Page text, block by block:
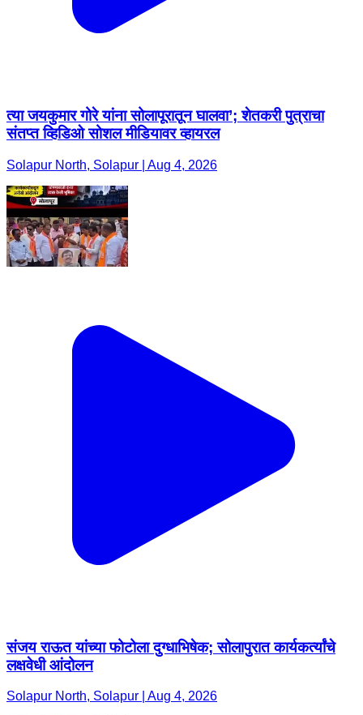
त्या जयकुमार गोरे यांना सोलापूरातून घालवा’; शेतकरी पुत्राचा
संतप्त व्हिडिओ सोशल मीडियावर व्हायरल
Solapur North, Solapur | Aug 4, 2026
संजय राऊत यांच्या फोटोला दुग्धाभिषेक; सोलापुरात कार्यकर्त्यांचे
लक्षवेधी आंदोलन
Solapur North, Solapur | Aug 4, 2026